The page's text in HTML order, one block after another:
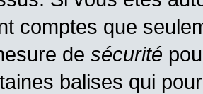
comptes que
de sécurité
balises qui